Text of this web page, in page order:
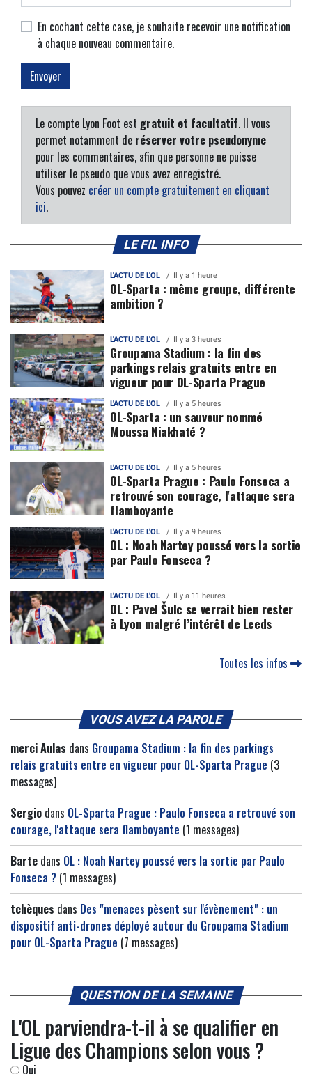
En cochant cette case, je souhaite recevoir une notification
à chaque nouveau commentaire.
Le compte Lyon Foot est gratuit et facultatif. Il vous
permet notamment de réserver votre pseudonyme
pour les commentaires, afin que personne ne puisse
utiliser le pseudo que vous avez enregistré.
Vous pouvez créer un compte gratuitement en cliquant
ici.
LE FIL INFO
L'ACTU DE L'OL Il y a 1 heure
OL-Sparta : même groupe, différente
ambition ?
L'ACTU DE L'OL Il y a 3 heures
Groupama Stadium : la fin des
parkings relais gratuits entre en
vigueur pour OL-Sparta Prague
L'ACTU DE L'OL Il y a 5 heures
OL-Sparta : un sauveur nommé
Moussa Niakhaté ?
L'ACTU DE L'OL Il y a 5 heures
OL-Sparta Prague : Paulo Fonseca a
retrouvé son courage, l'attaque sera
flamboyante
L'ACTU DE L'OL Il y a 9 heures
OL : Noah Nartey poussé vers la sortie
par Paulo Fonseca ?
L'ACTU DE L'OL Il y a 11 heures
OL : Pavel Šulc se verrait bien rester
à Lyon malgré l’intérêt de Leeds
Toutes les infos
VOUS AVEZ LA PAROLE
merci Aulas dans Groupama Stadium : la fin des parkings
relais gratuits entre en vigueur pour OL-Sparta Prague (3
messages)
Sergio dans OL-Sparta Prague : Paulo Fonseca a retrouvé son
courage, l'attaque sera flamboyante (1 messages)
Barte dans OL : Noah Nartey poussé vers la sortie par Paulo
Fonseca ? (1 messages)
tchèques dans Des "menaces pèsent sur l'évènement" : un
dispositif anti-drones déployé autour du Groupama Stadium
pour OL-Sparta Prague (7 messages)
QUESTION DE LA SEMAINE
L'OL parviendra-t-il à se qualifier en
Ligue des Champions selon vous ?
Oui